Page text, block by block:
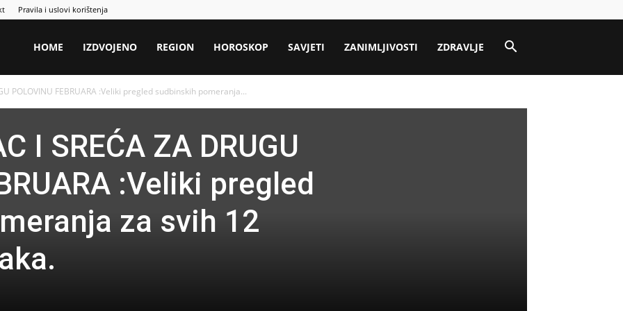
Pravila i uslovi korištenja
HOME IZDVOJENO REGION HOROSKOP SAVJETI ZANIMLJIVOSTI ZDRAVLJE
POLOVINU FEBRUARA :Veliki pregled sudbinskih pomeranja...
I SREĆA ZA DRUGU
:Veliki pregled
za svih 12